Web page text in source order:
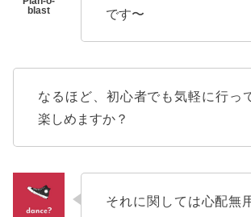
です〜
なるほど、初心者でも気軽に行っ
楽しめますか？
それに関しては心配無